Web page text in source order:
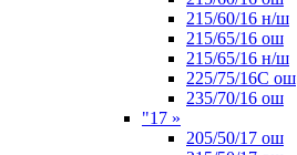
215/60/16 н/ш
215/65/16 ош
215/65/16 н/ш
225/75/16C ош
235/70/16 ош
"17 »
205/50/17 ош